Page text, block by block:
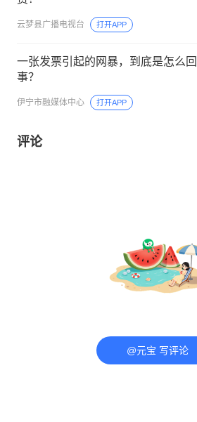
云梦县广播电视台 打开APP
一张发票引起的网暴，到底是怎么回
事？
伊宁市融媒体中心 打开APP
评论
@元宝 写评论